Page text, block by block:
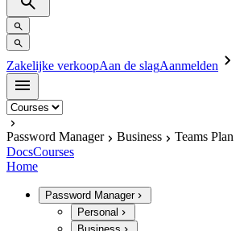
Zakelijke verkoopAan de slagAanmelden
Password Manager Business
Teams Plan
DocsCourses
Home
Password Manager
Personal